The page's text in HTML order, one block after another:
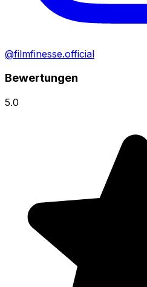
@filmfinesse.official
Bewertungen
5.0